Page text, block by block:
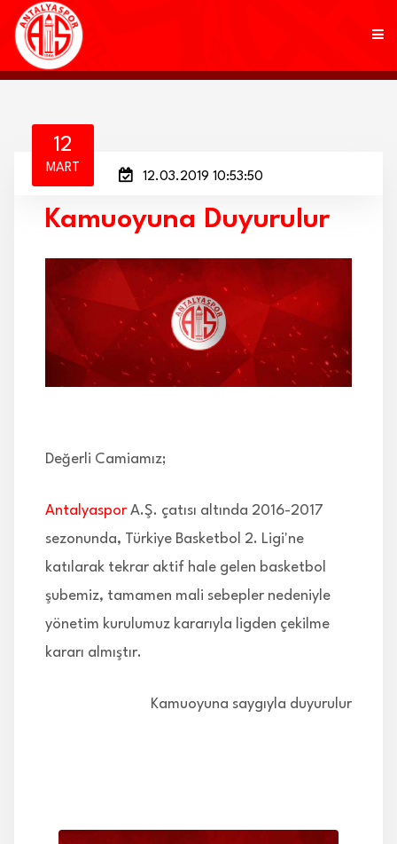
KULÜP
AKADEMİ
MARKALAR
TARAFTAR
BRANŞLAR
HABERLER
12
MART
12.03.2019 10:53:50
Kamuoyuna Duyurulur
Değerli Camiamız;
Antalyaspor A.Ş. çatısı altında 2016-2017
sezonunda, Türkiye Basketbol 2. Ligi'ne
katılarak tekrar aktif hale gelen basketbol
şubemiz, tamamen mali sebepler nedeniyle
yönetim kurulumuz kararıyla ligden çekilme
kararı almıştır.
Kamuoyuna saygıyla duyurulur